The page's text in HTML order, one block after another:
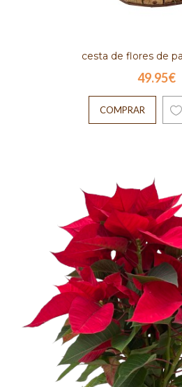
cesta de flores de
49.95€
COMPRAR